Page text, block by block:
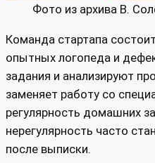
Фото из архива В.
Команда стартапа
опытных логопеда и
задания и анализируют
заменяет работу со
регулярность домашних
нерегулярность часто
после выписки.